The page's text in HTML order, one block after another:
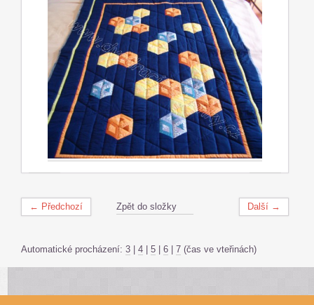
← Předchozí Další →
Zpět do složky
Automatické procházení: 3 | 4 | 5 | 6 | 7 (čas ve vteřinách)